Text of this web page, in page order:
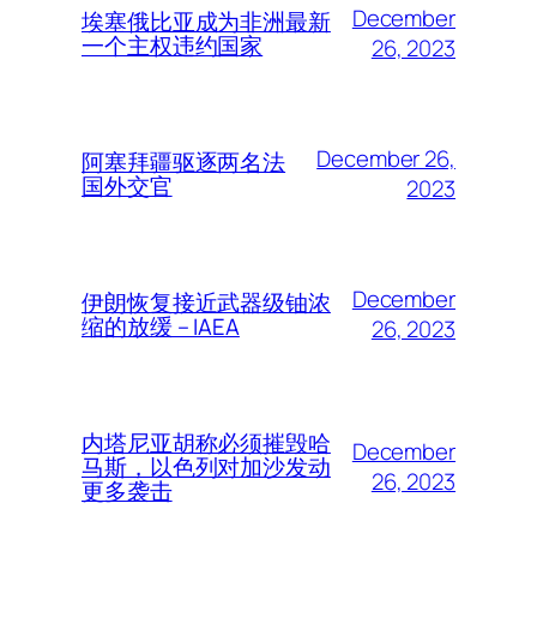
埃塞俄比亚成为非洲最新
一个主权违约国家
December
26, 2023
阿塞拜疆驱逐两名法
国外交官
December 26,
2023
伊朗恢复接近武器级铀浓
缩的放缓 – IAEA
December
26, 2023
内塔尼亚胡称必须摧毁哈
马斯，以色列对加沙发动
更多袭击
December
26, 2023